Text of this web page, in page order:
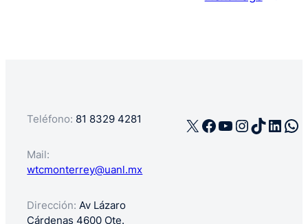
Teléfono: 81 8329 4281
Mail:
wtcmonterrey@uanl.mx
Dirección: Av Lázaro
Cárdenas 4600 Ote.
X Facebook
YouTube
TikTok